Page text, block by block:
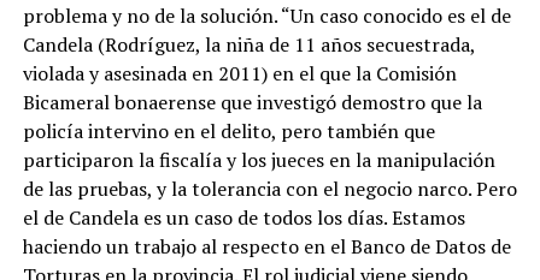
problema y no de la solución. “Un caso conocido es el de
Candela (Rodríguez, la niña de 11 años secuestrada,
violada y asesinada en 2011) en el que la Comisión
Bicameral bonaerense que investigó demostro que la
policía intervino en el delito, pero también que
participaron la fiscalía y los jueces en la manipulación
de las pruebas, y la tolerancia con el negocio narco. Pero
el de Candela es un caso de todos los días. Estamos
haciendo un trabajo al respecto en el Banco de Datos de